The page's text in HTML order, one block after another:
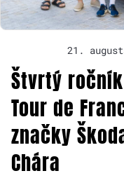
21.
Štvrtý ročník
Tour de
značky
Chára